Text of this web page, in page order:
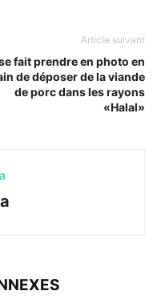
Article suivant
fait prendre en photo en
de déposer de la viande
de porc dans les rayons
«Halal»